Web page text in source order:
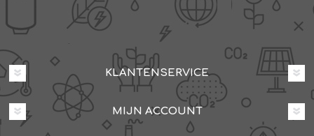
KLANTENSERVICE
MIJN ACCOUNT